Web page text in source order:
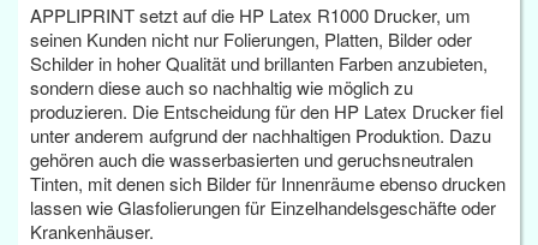
APPLIPRINT setzt auf die HP Latex R1000 Drucker, um
seinen Kunden nicht nur Folierungen, Platten, Bilder oder
Schilder in hoher Qualität und brillanten Farben anzubieten,
sondern diese auch so nachhaltig wie möglich zu
produzieren. Die Entscheidung für den HP Latex Drucker fiel
unter anderem aufgrund der nachhaltigen Produktion. Dazu
gehören auch die wasserbasierten und geruchsneutralen
Tinten, mit denen sich Bilder für Innenräume ebenso drucken
lassen wie Glasfolierungen für Einzelhandelsgeschäfte oder
Krankenhäuser.